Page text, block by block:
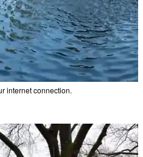
internet connection.